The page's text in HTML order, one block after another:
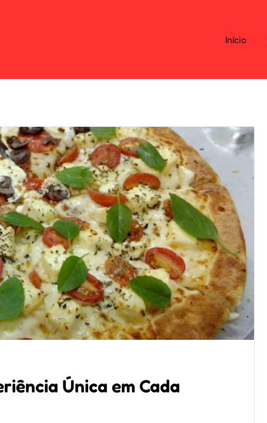
Início
Única em Cada